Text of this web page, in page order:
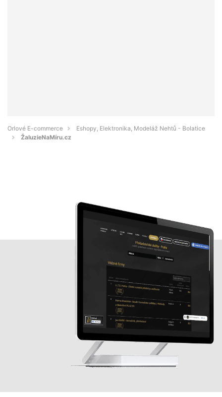
Orlové E-commerce
Eshopy, Elektronika, Modeláž Nehtů - Bolatice
ŽaluzieNaMíru.cz